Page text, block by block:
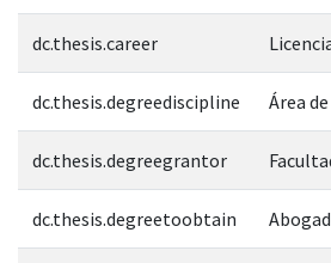
dc.thesis.career
dc.thesis.degreediscipline Área
dc.thesis.degreegrantor
dc.thesis.degreetoobtain